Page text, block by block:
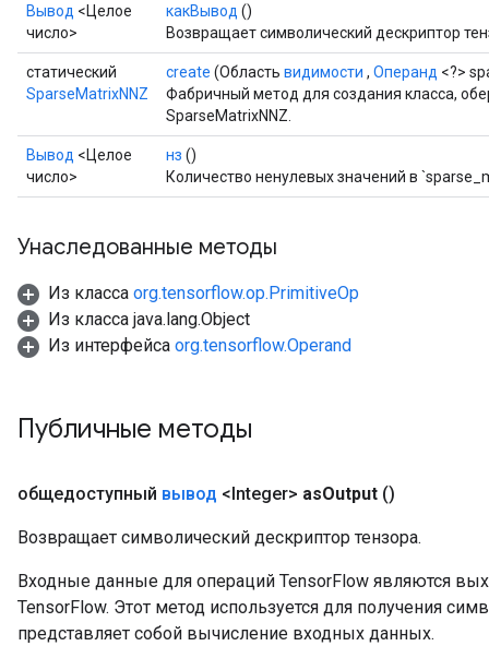
Вывод <Целое
число>
какВывод ()
Возвращает символический дескриптор
статический
SparseMatrixNNZ
create (Область видимости , Операнд <?>
Фабричный метод для создания класса,
SparseMatrixNNZ.
Вывод <Целое
число>
нз ()
Количество ненулевых значений в
Унаследованные методы
Из класса org.tensorflow.op.PrimitiveOp
Из класса java.lang.Object
Из интерфейса org.tensorflow.Operand
Публичные методы
общедоступный вывод <Integer> asOutput ()
Возвращает символический дескриптор тензора.
Входные данные для операций TensorFlow являются
TensorFlow. Этот метод используется для получения
представляет собой вычисление входных данных.